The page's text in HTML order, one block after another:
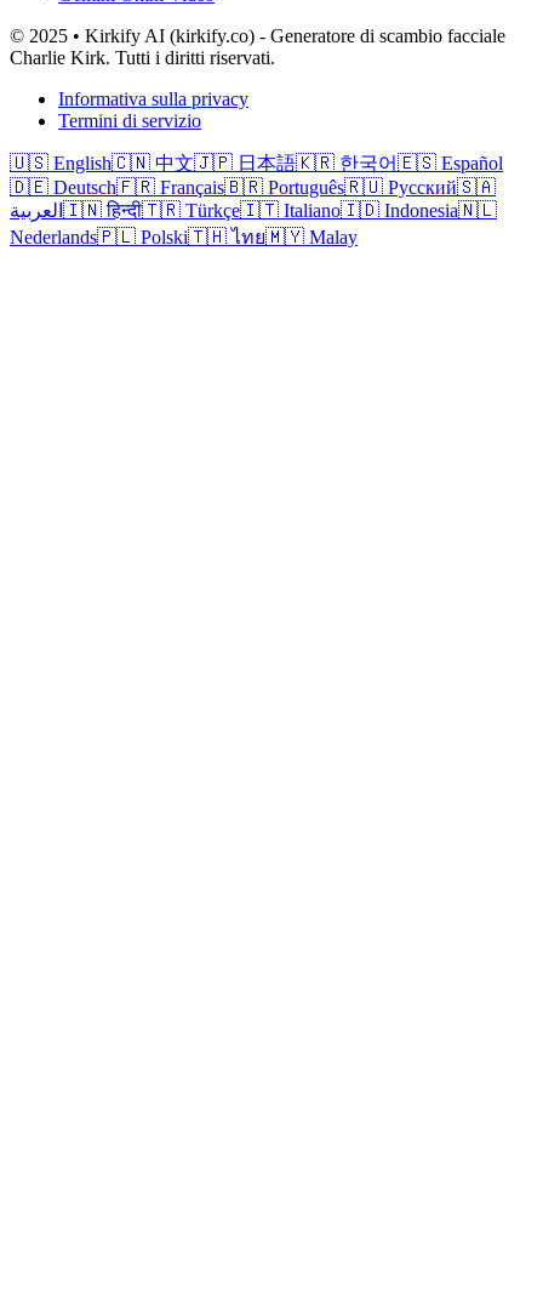
© 2025 • Kirkify AI (kirkify.co) - Generatore di scambio facciale
Charlie Kirk. Tutti i diritti riservati.
Informativa sulla privacy
Termini di servizio
🇺🇸 English🇨🇳 中文🇯🇵 日本語🇰🇷 한국어🇪🇸 Español
🇩🇪 Deutsch🇫🇷 Français🇧🇷 Português🇷🇺 Русский🇸🇦
العربية 🇮🇳 हिन्दी🇹🇷 Türkçe🇮🇹 Italiano🇮🇩 Indonesia🇳🇱
Nederlands🇵🇱 Polski🇹🇭 ไทย🇲🇾 Malay